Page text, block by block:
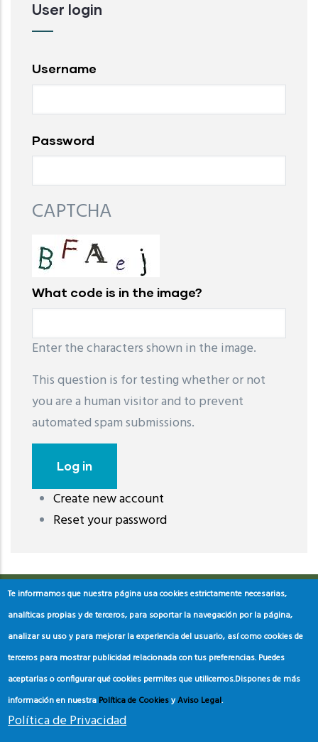
User login
Username
Password
CAPTCHA
What code is in the image?
Enter the characters shown in the image.
This question is for testing whether or not
you are a human visitor and to prevent
automated spam submissions.
Create new account
Reset your password
레딧 다운로드coloring pages printable
download
Te informamos que nuestra página usa cookies estrictamente necesarias,
analíticas propias y de terceros, para soportar la navegación por la página,
analizar su uso y para mejorar la experiencia del usuario, así como cookies de
terceros para mostrar publicidad relacionada con tus preferencias. Puedes
aceptarlas o configurar qué cookies permites que utilicemos.Dispones de más
información en nuestra Política de CookiesyAviso Legal.
Política de Privacidad